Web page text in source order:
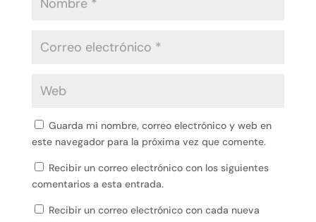
Guarda mi nombre, correo electrónico y web en
este navegador para la próxima vez que comente.
Recibir un correo electrónico con los siguientes
comentarios a esta entrada.
Recibir un correo electrónico con cada nueva